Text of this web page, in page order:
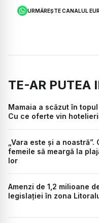
URMĂREȘTE CANALUL
TE-AR PUTEA
Mamaia a scăzut în
Cu ce oferte vin
„Vara este și a
femeile să meargă la
lor
Amenzi de 1,2 milioane
legislației în zona